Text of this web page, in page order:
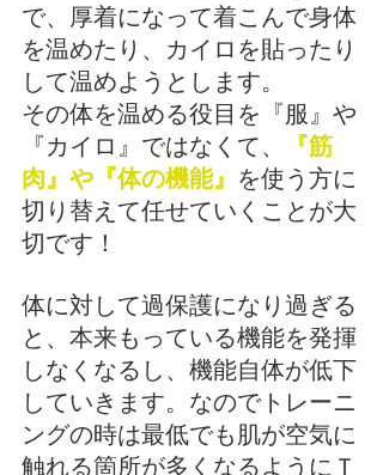
で、厚着になって着こんで身体
を温めたり、カイロを貼ったり
して温めようとします。
その体を温める役目を『服』や
『カイロ』ではなくて、
『筋
肉』や『体の機能』 を使う方に
切り替えて任せていくことが大
切です！
体に対して過保護になり過ぎる
と、本来もっている機能を発揮
しなくなるし、機能自体が低下
していきます。なのでトレーニ
ングの時は最低でも肌が空気に
触れる箇所が多くなるようにＴ